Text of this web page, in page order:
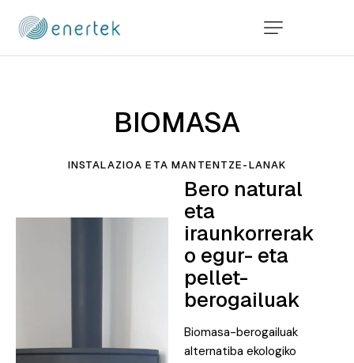
BIOMASA
INSTALAZIOA ETA MANTENTZE-LANAK
Bero natural
eta
iraunkorrerak
o egur- eta
pellet-
berogailuak
Biomasa-berogailuak
alternatiba ekologiko